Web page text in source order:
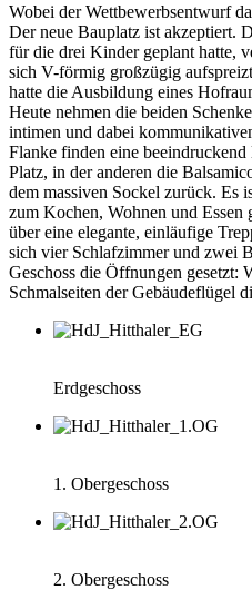
Wobei der Wettbewerbsentwurf
Der neue Bauplatz ist akzeptiert.
für die drei Kinder geplant hatte,
sich V-förmig großzügig
hatte die Ausbildung eines
Heute nehmen die beiden
intimen und dabei
Flanke finden eine
Platz, in der anderen die
dem massiven Sockel zurück. Es
zum Kochen, Wohnen und Essen
über eine elegante, einläufige
sich vier Schlafzimmer und zwei
Geschoss die Öffnungen gesetzt:
Schmalseiten der Gebäudeflügel
Erdgeschoss
1. Obergeschoss
2. Obergeschoss